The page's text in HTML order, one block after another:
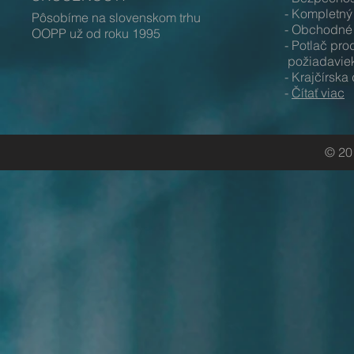
Pôsobíme na slovenskom trhu
OOPP už od roku 1995
-
-
- Potlač
- Krajčírska
- Čítať viac
©